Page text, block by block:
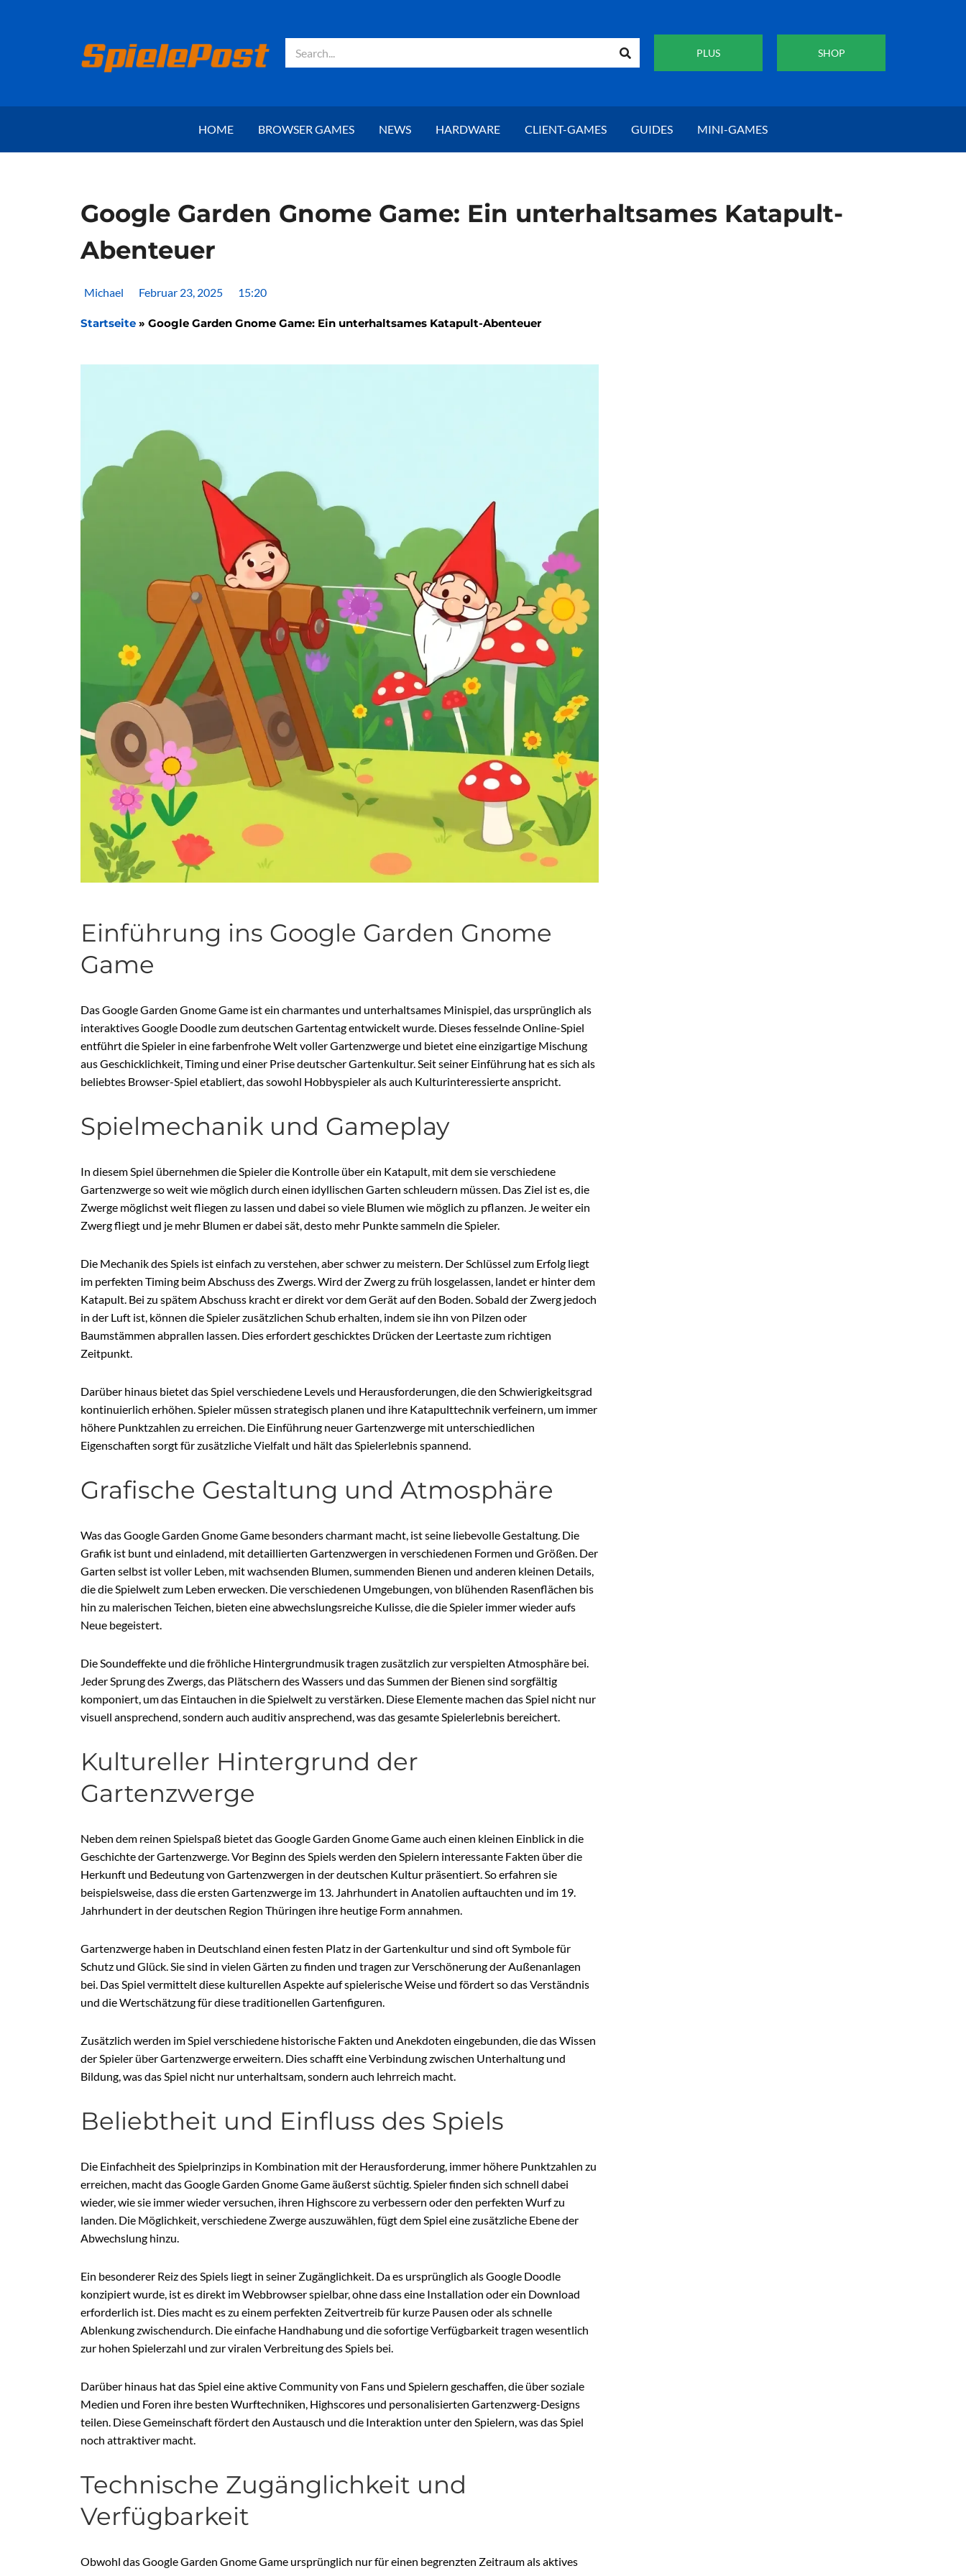
Suche PLUS SHOP
HOME BROWSER GAMES NEWS HARDWARE CLIENT-GAMES GUIDES MINI-GAMES
Google Garden Gnome Game: Ein unterhaltsames Katapult-
Abenteuer
Michael Februar 23, 2025 15:20
Startseite » Google Garden Gnome Game: Ein unterhaltsames Katapult-Abenteuer
Einführung ins Google Garden Gnome
Game
Das Google Garden Gnome Game ist ein charmantes und unterhaltsames Minispiel, das ursprünglich als
interaktives Google Doodle zum deutschen Gartentag entwickelt wurde. Dieses fesselnde Online-Spiel
entführt die Spieler in eine farbenfrohe Welt voller Gartenzwerge und bietet eine einzigartige Mischung
aus Geschicklichkeit, Timing und einer Prise deutscher Gartenkultur. Seit seiner Einführung hat es sich als
beliebtes Browser-Spiel etabliert, das sowohl Hobbyspieler als auch Kulturinteressierte anspricht.
Spielmechanik und Gameplay
In diesem Spiel übernehmen die Spieler die Kontrolle über ein Katapult, mit dem sie verschiedene
Gartenzwerge so weit wie möglich durch einen idyllischen Garten schleudern müssen. Das Ziel ist es, die
Zwerge möglichst weit fliegen zu lassen und dabei so viele Blumen wie möglich zu pflanzen. Je weiter ein
Zwerg fliegt und je mehr Blumen er dabei sät, desto mehr Punkte sammeln die Spieler.
Die Mechanik des Spiels ist einfach zu verstehen, aber schwer zu meistern. Der Schlüssel zum Erfolg liegt
im perfekten Timing beim Abschuss des Zwergs. Wird der Zwerg zu früh losgelassen, landet er hinter dem
Katapult. Bei zu spätem Abschuss kracht er direkt vor dem Gerät auf den Boden. Sobald der Zwerg jedoch
in der Luft ist, können die Spieler zusätzlichen Schub erhalten, indem sie ihn von Pilzen oder
Baumstämmen abprallen lassen. Dies erfordert geschicktes Drücken der Leertaste zum richtigen
Zeitpunkt.
Darüber hinaus bietet das Spiel verschiedene Levels und Herausforderungen, die den Schwierigkeitsgrad
kontinuierlich erhöhen. Spieler müssen strategisch planen und ihre Katapulttechnik verfeinern, um immer
höhere Punktzahlen zu erreichen. Die Einführung neuer Gartenzwerge mit unterschiedlichen
Eigenschaften sorgt für zusätzliche Vielfalt und hält das Spielerlebnis spannend.
Grafische Gestaltung und Atmosphäre
Was das Google Garden Gnome Game besonders charmant macht, ist seine liebevolle Gestaltung. Die
Grafik ist bunt und einladend, mit detaillierten Gartenzwergen in verschiedenen Formen und Größen. Der
Garten selbst ist voller Leben, mit wachsenden Blumen, summenden Bienen und anderen kleinen Details,
die die Spielwelt zum Leben erwecken. Die verschiedenen Umgebungen, von blühenden Rasenflächen bis
hin zu malerischen Teichen, bieten eine abwechslungsreiche Kulisse, die die Spieler immer wieder aufs
Neue begeistert.
Die Soundeffekte und die fröhliche Hintergrundmusik tragen zusätzlich zur verspielten Atmosphäre bei.
Jeder Sprung des Zwergs, das Plätschern des Wassers und das Summen der Bienen sind sorgfältig
komponiert, um das Eintauchen in die Spielwelt zu verstärken. Diese Elemente machen das Spiel nicht nur
visuell ansprechend, sondern auch auditiv ansprechend, was das gesamte Spielerlebnis bereichert.
Kultureller Hintergrund der
Gartenzwerge
Neben dem reinen Spielspaß bietet das Google Garden Gnome Game auch einen kleinen Einblick in die
Geschichte der Gartenzwerge. Vor Beginn des Spiels werden den Spielern interessante Fakten über die
Herkunft und Bedeutung von Gartenzwergen in der deutschen Kultur präsentiert. So erfahren sie
beispielsweise, dass die ersten Gartenzwerge im 13. Jahrhundert in Anatolien auftauchten und im 19.
Jahrhundert in der deutschen Region Thüringen ihre heutige Form annahmen.
Gartenzwerge haben in Deutschland einen festen Platz in der Gartenkultur und sind oft Symbole für
Schutz und Glück. Sie sind in vielen Gärten zu finden und tragen zur Verschönerung der Außenanlagen
bei. Das Spiel vermittelt diese kulturellen Aspekte auf spielerische Weise und fördert so das Verständnis
und die Wertschätzung für diese traditionellen Gartenfiguren.
Zusätzlich werden im Spiel verschiedene historische Fakten und Anekdoten eingebunden, die das Wissen
der Spieler über Gartenzwerge erweitern. Dies schafft eine Verbindung zwischen Unterhaltung und
Bildung, was das Spiel nicht nur unterhaltsam, sondern auch lehrreich macht.
Beliebtheit und Einfluss des Spiels
Die Einfachheit des Spielprinzips in Kombination mit der Herausforderung, immer höhere Punktzahlen zu
erreichen, macht das Google Garden Gnome Game äußerst süchtig. Spieler finden sich schnell dabei
wieder, wie sie immer wieder versuchen, ihren Highscore zu verbessern oder den perfekten Wurf zu
landen. Die Möglichkeit, verschiedene Zwerge auszuwählen, fügt dem Spiel eine zusätzliche Ebene der
Abwechslung hinzu.
Ein besonderer Reiz des Spiels liegt in seiner Zugänglichkeit. Da es ursprünglich als Google Doodle
konzipiert wurde, ist es direkt im Webbrowser spielbar, ohne dass eine Installation oder ein Download
erforderlich ist. Dies macht es zu einem perfekten Zeitvertreib für kurze Pausen oder als schnelle
Ablenkung zwischendurch. Die einfache Handhabung und die sofortige Verfügbarkeit tragen wesentlich
zur hohen Spielerzahl und zur viralen Verbreitung des Spiels bei.
Darüber hinaus hat das Spiel eine aktive Community von Fans und Spielern geschaffen, die über soziale
Medien und Foren ihre besten Wurftechniken, Highscores und personalisierten Gartenzwerg-Designs
teilen. Diese Gemeinschaft fördert den Austausch und die Interaktion unter den Spielern, was das Spiel
noch attraktiver macht.
Technische Zugänglichkeit und
Verfügbarkeit
Obwohl das Google Garden Gnome Game ursprünglich nur für einen begrenzten Zeitraum als aktives